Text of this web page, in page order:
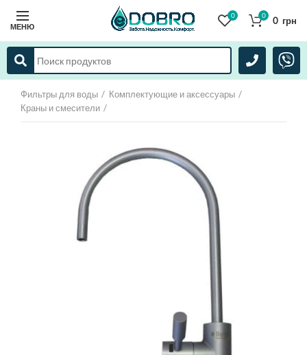
МЕНЮ
0 0 0 грн
Фильтры для воды
Комплектующие и аксессуары
Краны и смесители